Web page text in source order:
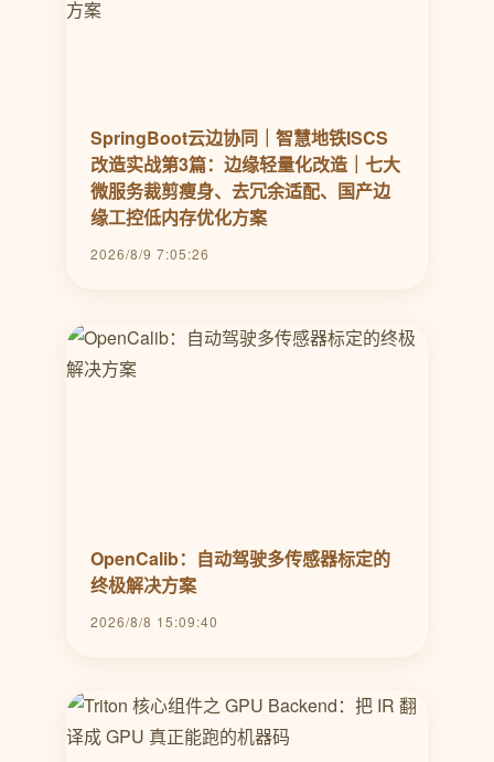
SpringBoot云边协同｜智慧地铁ISCS
改造实战第3篇：边缘轻量化改造｜七大
微服务裁剪瘦身、去冗余适配、国产边
缘工控低内存优化方案
2026/8/9 7:05:26
OpenCalib：自动驾驶多传感器标定的
终极解决方案
2026/8/8 15:09:40